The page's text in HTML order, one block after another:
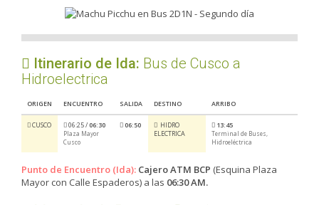
Itinerario de Ida: Bus de Cusco a
Hidroelectrica
ORIGEN ENCUENTRO SALIDA DESTINO ARRIBO
CUSCO 06:25 / 06:30
Plaza Mayor
Cusco
06:50
HIDRO
ELECTRICA
13:45
Terminal de Buses,
Hidroeléctrica
Punto de Encuentro (Ida): Cajero ATM BCP (Esquina Plaza
Mayor con Calle Espaderos) a las 06:30 AM.